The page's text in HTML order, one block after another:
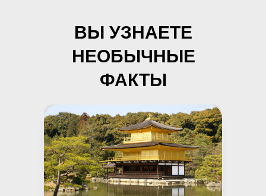
ВЫ УЗНАЕТЕ
НЕОБЫЧНЫЕ
ФАКТЫ